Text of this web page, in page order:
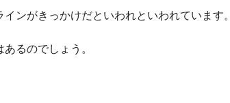
ンがきっかけだといわれといわれています。
るのでしょう。